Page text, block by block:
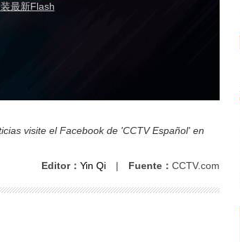
最新Flash
visite el Facebook de 'CCTV Español' en
Editor： Yin Qi | Fuente： CCTV.com